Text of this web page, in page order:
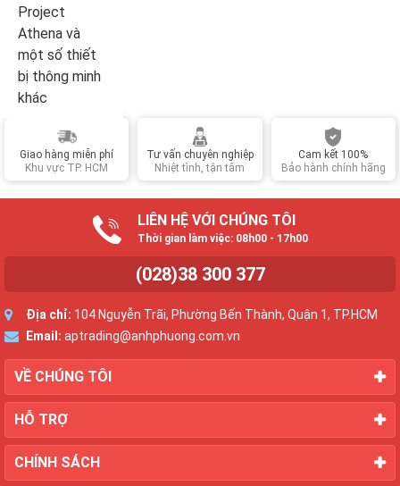
Project
Athena và
một số thiết
bị thông minh
khác
Giao hàng miễn phí
Khu vực TP. HCM
Tư vấn chuyên nghiệp
Nhiệt tình, tận tâm
Cam kết 100%
Bảo hành chính hãng
LIÊN HỆ VỚI CHÚNG TÔI
Thời gian làm việc: 08h00 - 17h00
(028)38 300 377
Địa chỉ: 104 Nguyễn Trãi, Phường Bến Thành, Quận 1, TP.HCM
Email: aptrading@anhphuong.com.vn
VỀ CHÚNG TÔI
HỖ TRỢ
CHÍNH SÁCH